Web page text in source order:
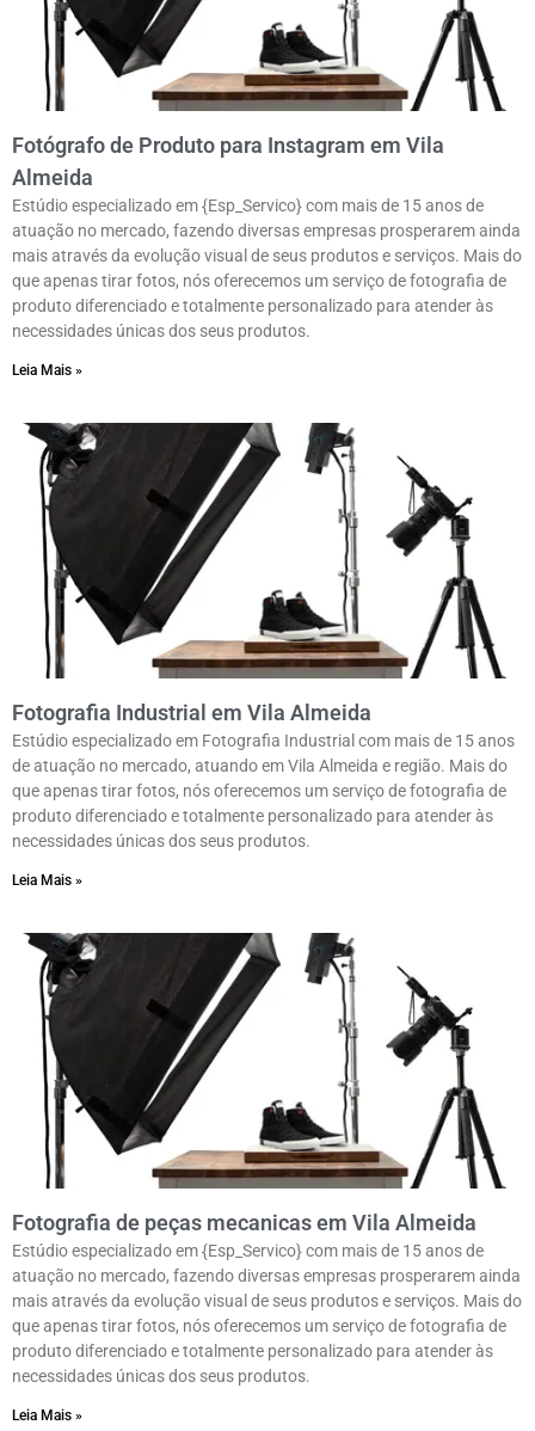
Fotógrafo de Produto para Instagram em Vila
Almeida
Estúdio especializado em {Esp_Servico} com mais de 15 anos de
atuação no mercado, fazendo diversas empresas prosperarem ainda
mais através da evolução visual de seus produtos e serviços. Mais do
que apenas tirar fotos, nós oferecemos um serviço de fotografia de
produto diferenciado e totalmente personalizado para atender às
necessidades únicas dos seus produtos.
Leia Mais »
Fotografia Industrial em Vila Almeida
Estúdio especializado em Fotografia Industrial com mais de 15 anos
de atuação no mercado, atuando em Vila Almeida e região. Mais do
que apenas tirar fotos, nós oferecemos um serviço de fotografia de
produto diferenciado e totalmente personalizado para atender às
necessidades únicas dos seus produtos.
Leia Mais »
Fotografia de peças mecanicas em Vila Almeida
Estúdio especializado em {Esp_Servico} com mais de 15 anos de
atuação no mercado, fazendo diversas empresas prosperarem ainda
mais através da evolução visual de seus produtos e serviços. Mais do
que apenas tirar fotos, nós oferecemos um serviço de fotografia de
produto diferenciado e totalmente personalizado para atender às
necessidades únicas dos seus produtos.
Leia Mais »